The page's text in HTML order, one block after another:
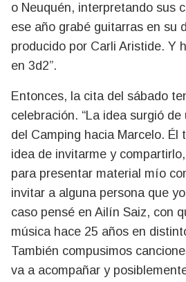
o Neuquén, interpretando sus
ese año grabé guitarras en su
producido por Carli Aristide. Y
en 3d2”.
Entonces, la cita del sábado
celebración. “La idea surgió
del Camping hacia Marcelo. Él
idea de invitarme y
para presentar material mío
invitar a alguna persona que
caso pensé en Ailín Saiz, con
música hace 25 años en
También compusimos
va a acompañar y